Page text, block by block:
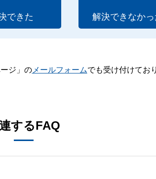
できた 解決できなかっ
ジ」のメールフォームでも受け付けてお
するFAQ